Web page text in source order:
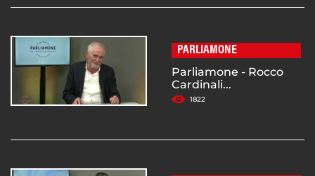
PARLIAMONE
Parliamone - Rocco
Cardinali...
1822